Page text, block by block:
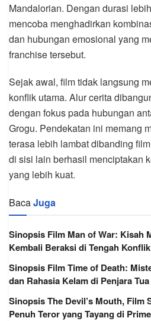
Mandalorian. Dengan durasi
mencoba menghadirkan
dan hubungan emosional yang
franchise tersebut.
Sejak awal, film tidak langsung
konflik utama. Alur cerita
dengan fokus pada hubungan
Grogu. Pendekatan ini memang
terasa lebih lambat dibanding
di sisi lain berhasil menciptakan
yang lebih kuat.
BacaJuga
Sinopsis Film Man of War: Kisah
Kembali Beraksi di Tengah
Sinopsis Film Time of Death:
dan Rahasia Kelam di Penjara Tua
Sinopsis The Devil’s Mouth, Film
Penuh Teror yang Tayang di